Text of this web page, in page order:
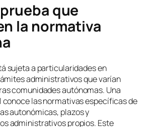
que
la normativa
sujeta a particularidades en
administrativos que varían
comunidades autónomas. Una
conoce las normativas específicas de
autonómicas, plazos y
administrativos propios. Este